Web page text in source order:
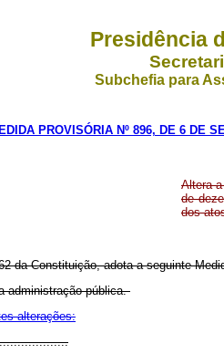
Presidência
Subchefia para
PROVISÓRIA Nº 896, DE 6 DE
Altera
de
dos
da Constituição, adota a seguinte
administração pública.
alterações: